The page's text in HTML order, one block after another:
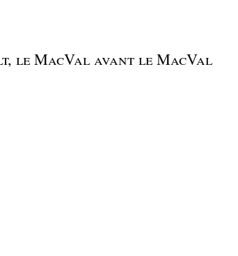
le MacVal avant le MacVal